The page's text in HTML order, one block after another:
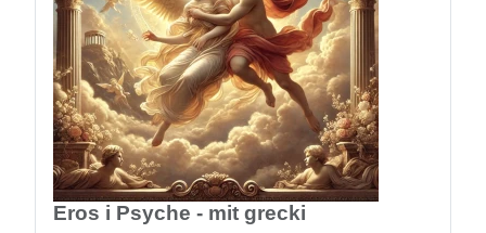
Eros i Psyche - mit grecki